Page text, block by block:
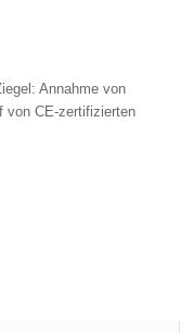
Annahme von
von CE-zertifizierten